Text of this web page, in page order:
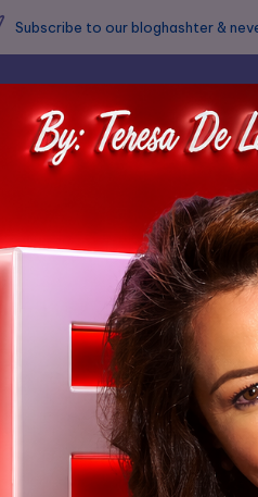
Subscribe to our bloghashter &